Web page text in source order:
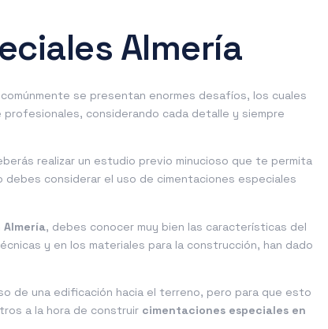
Almería
se presentan enormes desafíos, los cuales
considerando cada detalle y siempre
realizar un estudio previo minucioso que te permita
considerar el uso de cimentaciones especiales
, debes conocer muy bien las características del
y en los materiales para la construcción, han dado
de una edificación hacia el terreno, pero para que esto
a la hora de construir cimentaciones especiales en